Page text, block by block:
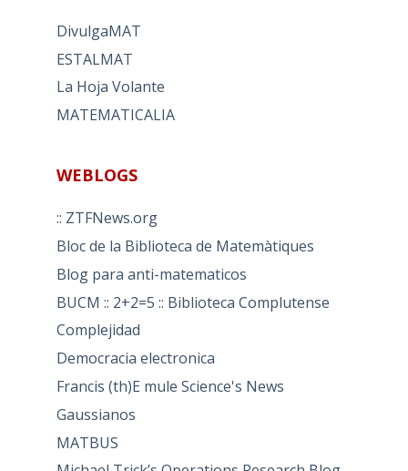
DivulgaMAT
ESTALMAT
La Hoja Volante
MATEMATICALIA
WEBLOGS
:: ZTFNews.org
Bloc de la Biblioteca de Matemàtiques
Blog para anti-matematicos
BUCM :: 2+2=5 :: Biblioteca Complutense
Complejidad
Democracia electronica
Francis (th)E mule Science's News
Gaussianos
MATBUS